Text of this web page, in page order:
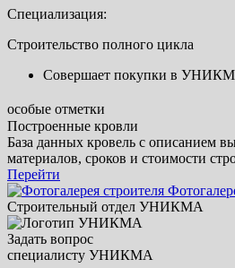
Специализация:
Строительство полного цикла
Совершает покупки в
особые отметки
Построенные кровли
База данных кровель с описанием
материалов, сроков и стоимости
Перейти
Строительный отдел УНИКМА
Задать вопрос
специалисту УНИКМА